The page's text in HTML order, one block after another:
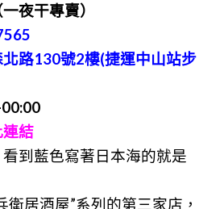
夜干專賣）
路130號2樓(捷運中山站步
連結
到藍色寫著日本海的就是
衛居酒屋”系列的第三家店，